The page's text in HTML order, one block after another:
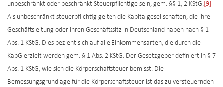
unbeschränkt oder beschränkt Steuerpflichtige sein, gem. §§ 1, 2 KStG. [9]
Als unbeschränkt steuerpflichtig gelten die Kapitalgesellschaften, die ihre
Geschäftsleitung oder ihren Geschäftssitz in Deutschland haben nach § 1
Abs. 1 KStG. Dies bezieht sich auf alle Einkommensarten, die durch die
KapG erzielt werden gem. § 1 Abs. 2 KStG. Der Gesetzgeber definiert in § 7
Abs. 1 KStG, wie sich die Körperschaftsteuer bemisst. Die
Bemessungsgrundlage für die Körperschaftsteuer ist das zu versteuernden